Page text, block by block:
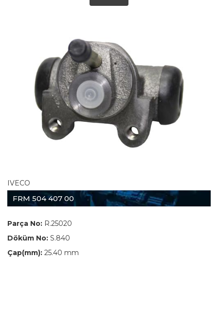
IVECO
FRM 504 407 00
Parça No: R.25020
Döküm No: S.840
Çap(mm): 25.40 mm